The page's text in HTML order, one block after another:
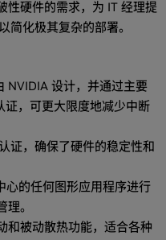
性硬件的需求，为 IT 经理提
简化极其复杂的部署。
NVIDIA 设计，并通过主要
证，可更大限度地减少中断
证，确保了硬件的稳定性和
心的任何图形应用程序进行
。
和被动散热功能，适合各种